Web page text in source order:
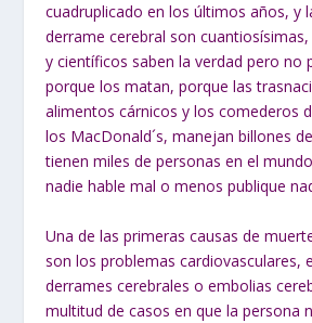
cuadruplicado en los últimos años, y
derrame cerebral son
y científicos saben la verdad pero no
porque los matan, porque las
alimentos cárnicos y los comederos
los MacDonald´s, manejan billones
tienen miles de personas en el
nadie hable mal o menos publique
Una de las primeras causas de
son los problemas cardiovasculares,
derrames cerebrales o embolias
multitud de casos en que la persona